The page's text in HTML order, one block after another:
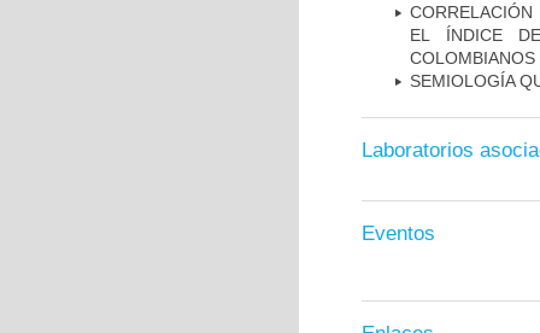
EL ÍNDICE DE
SEMIOLOGÍA
Laboratorios
Eventos